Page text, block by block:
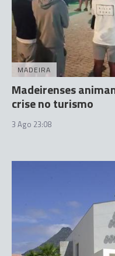
MADEIRA
Madeirenses
crise no turismo
3 Ago 23:08